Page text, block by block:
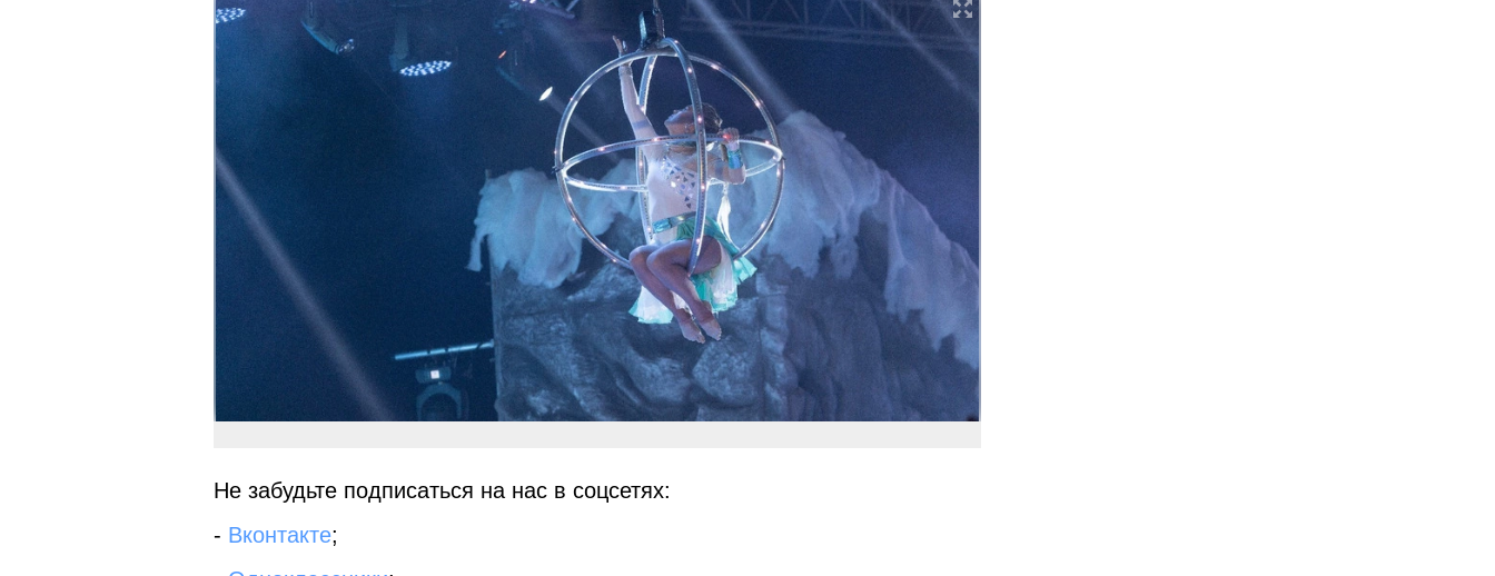
Не забудьте подписаться на нас в соцсетях:
- Вконтакте;